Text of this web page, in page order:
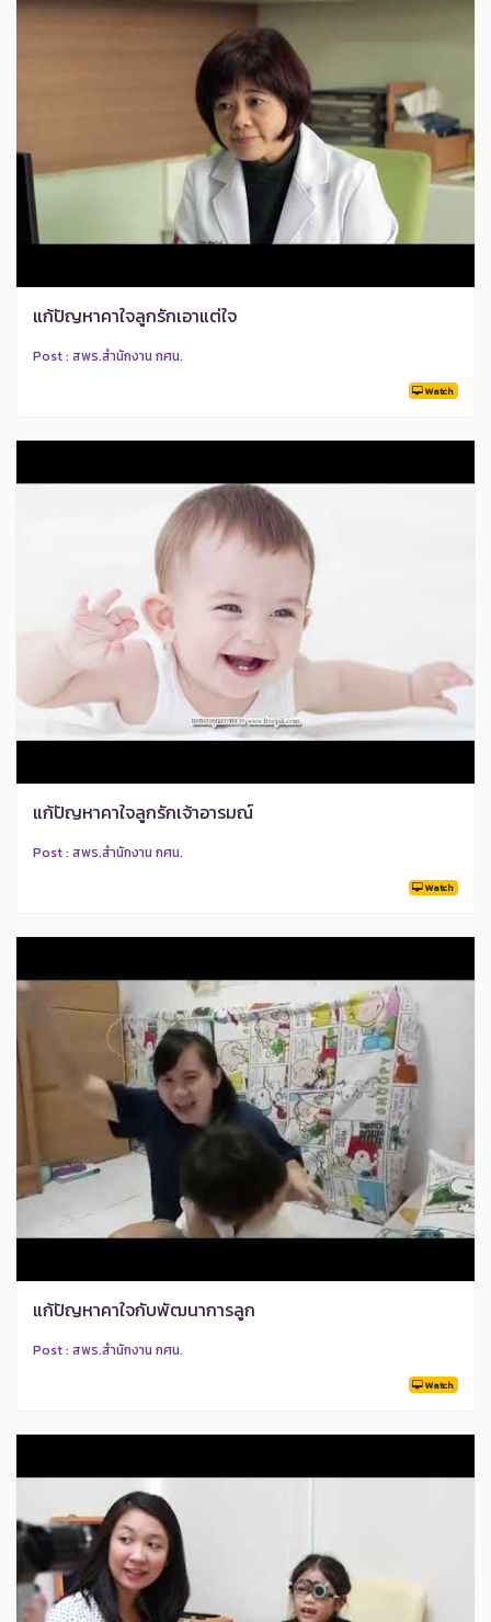
แก้ปัญหาคาใจลูกรักเอาแต่ใจ
Post : สพร.สำนักงาน กศน.
Watch
แก้ปัญหาคาใจลูกรักเจ้าอารมณ์
Post : สพร.สำนักงาน กศน.
Watch
แก้ปัญหาคาใจกับพัฒนาการลูก
Post : สพร.สำนักงาน กศน.
Watch